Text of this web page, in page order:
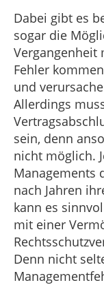
Dabei gibt es
sogar die
Vergangenheit
Fehler
und
Allerdings
sein, denn
nicht möglich.
Managements
nach Jahren
kann es
mit einer
Denn nicht